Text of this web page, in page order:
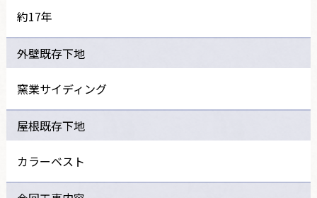
約17年
外壁既存下地
窯業サイディング
屋根既存下地
カラーベスト